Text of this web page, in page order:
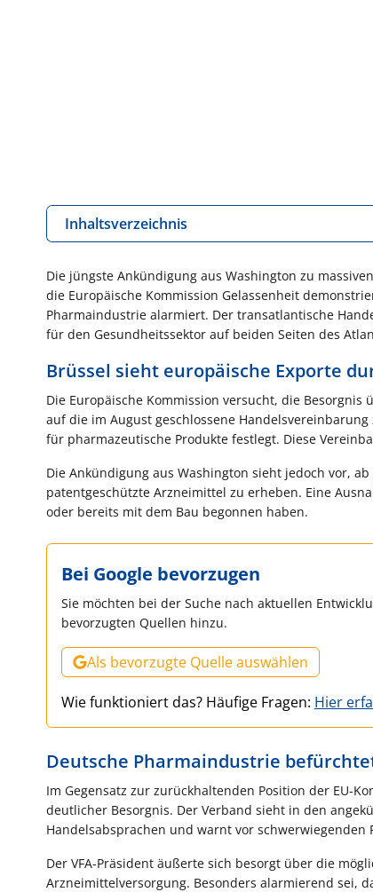
Inhaltsverzeichnis
Die jüngste Ankündigung aus Washington zu
die Europäische Kommission Gelassenheit
Pharmaindustrie alarmiert. Der transatlantische
für den Gesundheitssektor auf beiden Seiten des
Brüssel sieht europäische Exporte
Die Europäische Kommission versucht, die
auf die im August geschlossene
für pharmazeutische Produkte festlegt. Diese
Die Ankündigung aus Washington sieht jedoch vor,
patentgeschützte Arzneimittel zu erheben. Eine
oder bereits mit dem Bau begonnen haben.
Bei Google bevorzugen
Sie möchten bei der Suche nach aktuellen
bevorzugten Quellen hinzu.
Als bevorzugte Quelle auswählen
Wie funktioniert das? Häufige Fragen: Hier
Deutsche Pharmaindustrie
Im Gegensatz zur zurückhaltenden Position der EU-
deutlicher Besorgnis. Der Verband sieht in den
Handelsabsprachen und warnt vor schwerwiegenden
Der VFA-Präsident äußerte sich besorgt über die
Arzneimittelversorgung. Besonders alarmierend sei,